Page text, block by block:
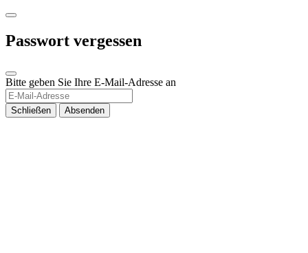
Passwort vergessen
Bitte geben Sie Ihre E-Mail-Adresse an
Schließen Absenden